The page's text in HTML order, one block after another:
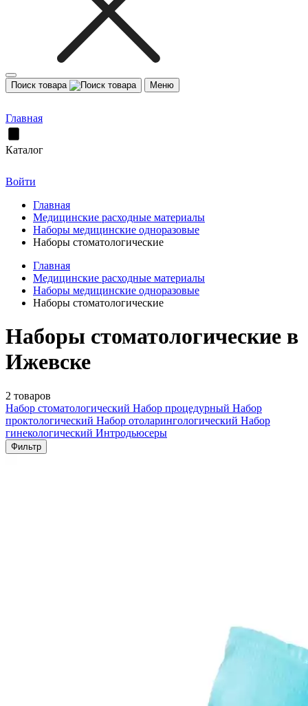
Поиск товара Меню
Главная
Каталог
Войти
Главная
Медицинские расходные материалы
Наборы медицинские одноразовые
Наборы стоматологические
Главная
Медицинские расходные материалы
Наборы медицинские одноразовые
Наборы стоматологические
Наборы стоматологические в
Ижевске
2 товаров
Набор стоматологический Набор процедурный Набор
проктологический Набор отоларингологический Набор
гинекологический Интродьюсеры
Фильтр